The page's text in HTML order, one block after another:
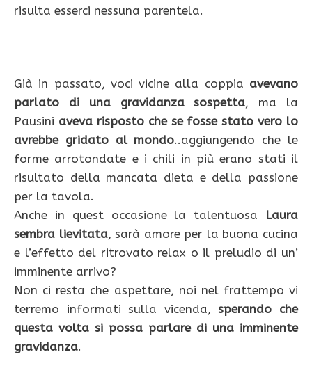
risulta esserci nessuna parentela.
Già in passato, voci vicine alla coppia avevano
parlato di una gravidanza sospetta, ma la
Pausini aveva risposto che se fosse stato vero lo
avrebbe gridato al mondo..aggiungendo che le
forme arrotondate e i chili in più erano stati il
risultato della mancata dieta e della passione
per la tavola.
Anche in quest occasione la talentuosa Laura
sembra lievitata, sarà amore per la buona cucina
e l’effetto del ritrovato relax o il preludio di un’
imminente arrivo?
Non ci resta che aspettare, noi nel frattempo vi
terremo informati sulla vicenda,sperando che
questa volta si possa parlare di una imminente
gravidanza.